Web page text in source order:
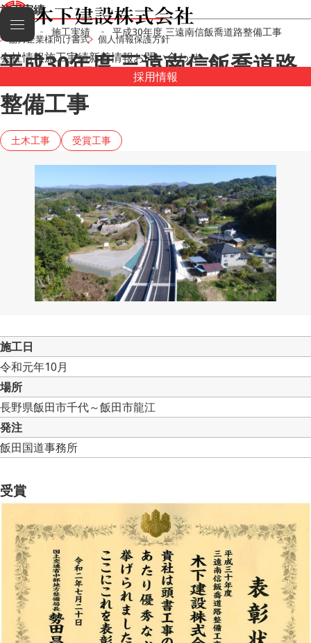
協力企業様向け書式 個人情報保護方針
会社情報施工実績新着情報お問い合わせ
採用情報
施工実績
HOME 施工実績 平成30年度 三遠南信飯喬道路整備工事
平成30年度 三遠南信飯喬道路
整備工事
土木工事 受賞工事
施工日
令和元年10月
場所
長野県飯田市千代～飯田市龍江
発注
飯田国道事務所
受賞